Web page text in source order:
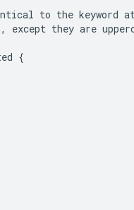
to the keyword
, except they are
{